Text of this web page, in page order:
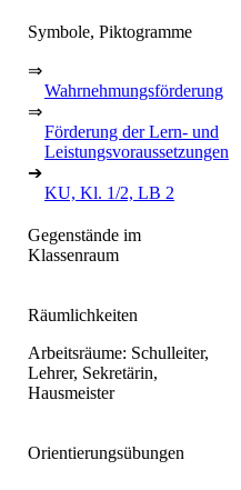
Symbole, Piktogramme
⇒
Wahrnehmungsförderung
⇒
Förderung der Lern- und
Leistungsvoraussetzungen
➔
KU, Kl. 1/2, LB 2
Gegenstände im
Klassenraum
Räumlichkeiten
Arbeitsräume: Schulleiter,
Lehrer, Sekretärin,
Hausmeister
Orientierungsübungen